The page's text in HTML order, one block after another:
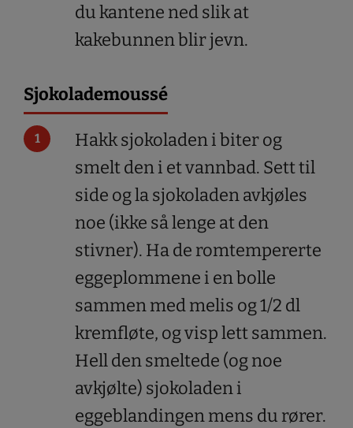
du kantene ned slik at
kakebunnen blir jevn.
Sjokolademoussé
Hakk sjokoladen i biter og
smelt den i et vannbad. Sett til
side og la sjokoladen avkjøles
noe (ikke så lenge at den
stivner). Ha de romtempererte
eggeplommene i en bolle
sammen med melis og 1/2 dl
kremfløte, og visp lett sammen.
Hell den smeltede (og noe
avkjølte) sjokoladen i
eggeblandingen mens du rører.